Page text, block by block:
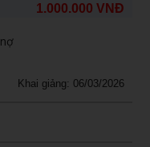
1.000.000 VNĐ
Khai giảng: 06/03/2026